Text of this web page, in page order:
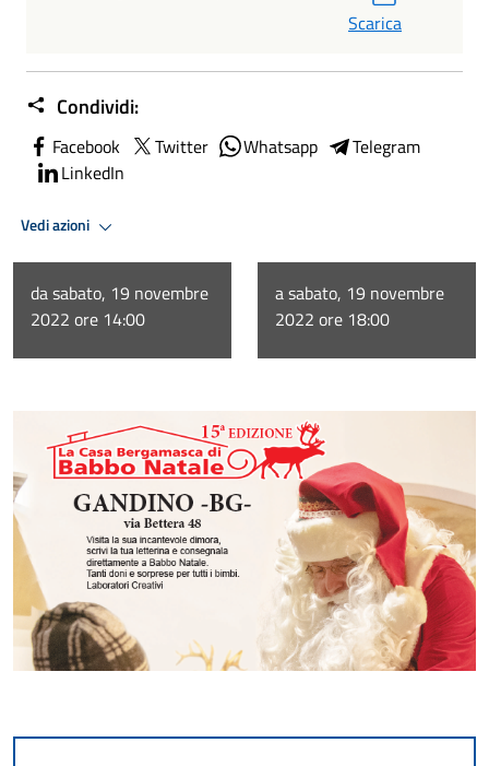
Scarica
Condividi:
Facebook Twitter Whatsapp
Telegram
LinkedIn
Vedi azioni
da sabato, 19 novembre
2022 ore 14:00
a sabato, 19 novembre
2022 ore 18:00